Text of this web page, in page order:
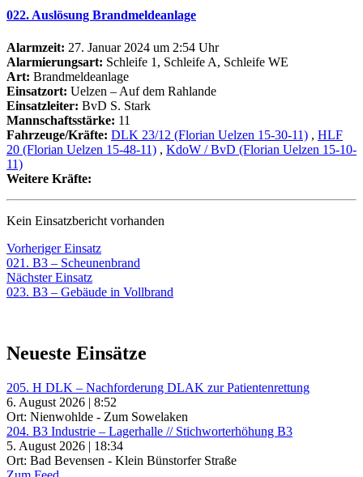
022. Auslösung Brandmeldeanlage
Alarmzeit: 27. Januar 2024 um 2:54 Uhr
Alarmierungsart: Schleife 1, Schleife A, Schleife WE
Art: Brandmeldeanlage
Einsatzort: Uelzen – Auf dem Rahlande
Einsatzleiter: BvD S. Stark
Mannschaftsstärke: 11
Fahrzeuge/Kräfte: DLK 23/12 (Florian Uelzen 15-30-11) , HLF
20 (Florian Uelzen 15-48-11) , KdoW / BvD (Florian Uelzen 15-10-
11)
Weitere Kräfte:
Kein Einsatzbericht vorhanden
Beitragsnavigation
Vorheriger EinsatzVorheriger
Einsatz:
021. B3 – Scheunenbrand
Nächster EinsatzNächster
Einsatz:
023. B3 – Gebäude in Vollbrand
Neueste Einsätze
205. H DLK – Nachforderung DLAK zur Patientenrettung
6. August 2026 | 8:52
Ort: Nienwohlde - Zum Sowelaken
204. B3 Industrie – Lagerhalle // Stichworterhöhung B3
5. August 2026 | 18:34
Ort: Bad Bevensen - Klein Bünstorfer Straße